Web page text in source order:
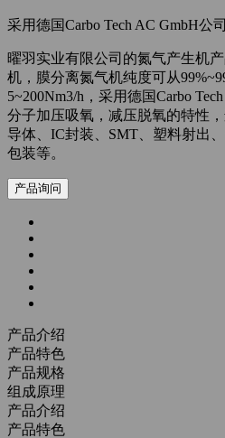
采用德国Carbo Tech AC GmbH公
曜羽实业有限公司的氮气产生机
机，膜分离氮气机纯度可从
5~200Nm3/h，采用德国Carbo
分子加压吸氧，减压脱氧的特性
导体、IC封装、SMT、塑料射出
包装等。
产品询问
产品介绍
产品特色
产品规格
组成原理
产品介绍
产品特色